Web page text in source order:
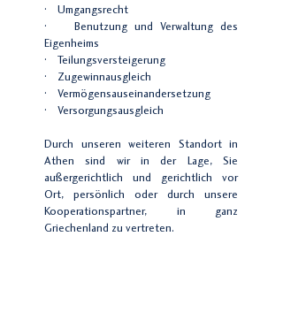
· Umgangsrecht
· Benutzung und Verwaltung des
Eigenheims
· Teilungsversteigerung
· Zugewinnausgleich
· Vermögensauseinandersetzung
· Versorgungsausgleich
Durch unseren weiteren Standort in
Athen sind wir in der Lage, Sie
außergerichtlich und gerichtlich vor
Ort, persönlich oder durch unsere
Kooperationspartner, in ganz
Griechenland zu vertreten.